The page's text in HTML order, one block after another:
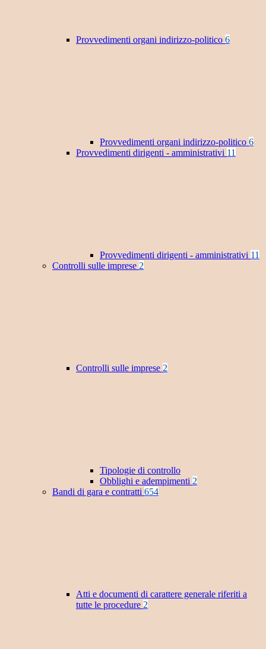
Provvedimenti organi indirizzo-politico 6
Provvedimenti organi indirizzo-politico 6
Provvedimenti dirigenti - amministrativi 11
Provvedimenti dirigenti - amministrativi 11
Controlli sulle imprese 2
Controlli sulle imprese 2
Tipologie di controllo
Obblighi e adempimenti 2
Bandi di gara e contratti 654
Atti e documenti di carattere generale riferiti a
tutte le procedure 2